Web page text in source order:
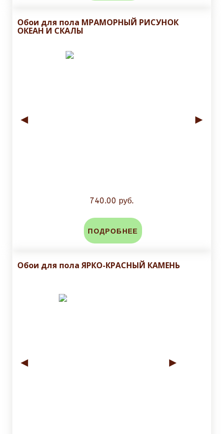
Обои для пола МРАМОРНЫЙ РИСУНОК
ОКЕАН И СКАЛЫ
◄ ►
740.00 руб.
ПОДРОБНЕЕ
Обои для пола ЯРКО-КРАСНЫЙ КАМЕНЬ
◄ ►